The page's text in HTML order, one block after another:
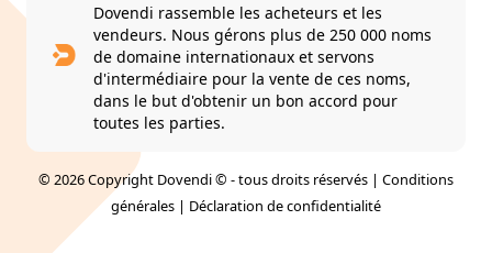
Dovendi rassemble les acheteurs et les
vendeurs. Nous gérons plus de 250 000 noms
de domaine internationaux et servons
d'intermédiaire pour la vente de ces noms,
dans le but d'obtenir un bon accord pour
toutes les parties.
© 2026 Copyright Dovendi © - tous droits réservés | Conditions
générales | Déclaration de confidentialité